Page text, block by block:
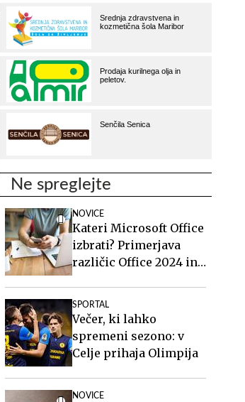
Ne spreglejte
NOVICE
Kateri Microsoft Office
izbrati? Primerjava
različic Office 2024 in
SPORTAL
Večer, ki lahko
spremeni sezono: v
Celje prihaja Olimpija
NOVICE